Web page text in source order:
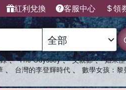
紅利兌換 客服中心 領
、 The Odyssey 、 父親節 、 如果
、 台灣的李登輝時代 、 數學女孩：黎